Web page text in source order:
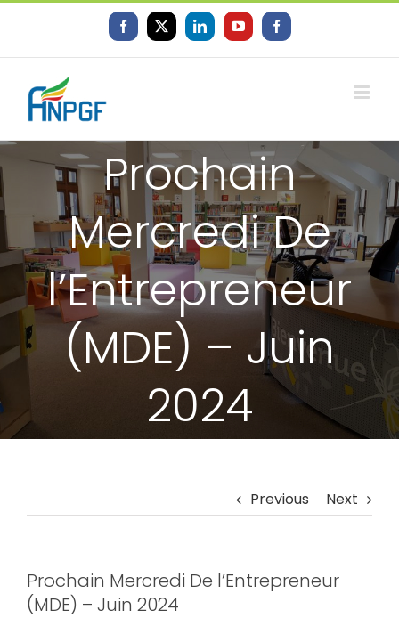
content
Facebook
X LinkedInYouTubeFacebook
Prochain
Mercredi De
l’Entrepreneur
(MDE) – Juin
2024
Previous Next
Prochain Mercredi De l’Entrepreneur
(MDE) – Juin 2024